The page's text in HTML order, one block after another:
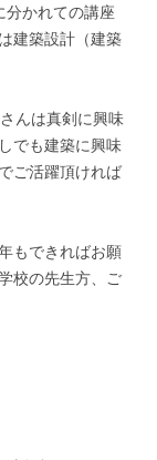
分かれての講座
建築設計（建築
んは真剣に興味
でも建築に興味
ご活躍頂ければ
もできればお願
校の先生方、ご